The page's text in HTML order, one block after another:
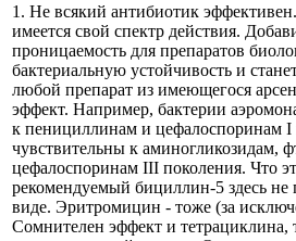
1. Не всякий антибиотик
имеется свой спектр действия.
проницаемость для препаратов
бактериальную устойчивость и
любой препарат из имеющегося
эффект. Например, бактерии
к пенициллинам и цефалоспоринам
чувствительны к аминогликозидам,
цефалоспоринам III поколения. Что
рекомендуемый бициллин-5 здесь
виде. Эритромицин - тоже (за
Сомнителен эффект и тетрациклина,